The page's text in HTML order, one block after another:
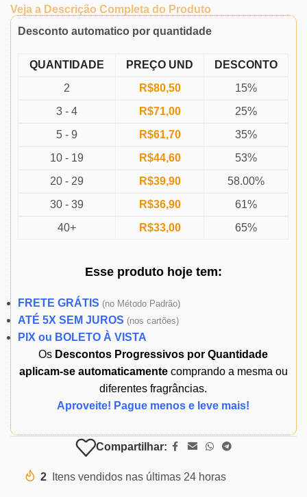
Veja a Descrição Completa do Produto
Desconto automatico por quantidade
QUANTIDADE PREÇO UND
DESCONTO
2
R$80,50
15%
3 - 4
R$71,00
25%
5 - 9
R$61,70
35%
10 - 19
R$44,60
53%
20 - 29
R$39,90
58.00%
30 - 39
R$36,90
61%
40+
R$33,00 65%
Esse produto hojetem:
FRETE GRÁTIS (no Método Padrão)
ATÉ 5X SEM JUROS (nos cartões)
PIX ou BOLETO À VISTA
Os Descontos Progressivos por Quantidade
aplicam-se automaticamentecomprando a mesma ou
diferentes fragrâncias.
Aproveite! Pague menos e leve mais!
Compartilhar:
2 Itens vendidos nas últimas 24 horas